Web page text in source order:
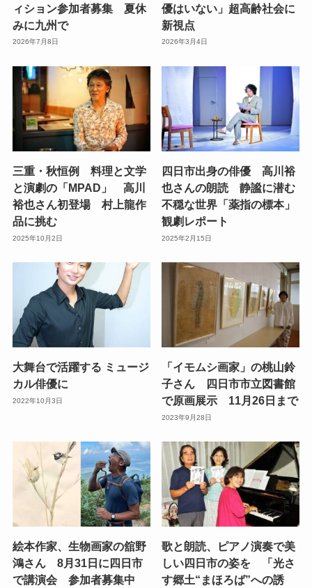
ィション参加者募集 夏休
みに九州で
2026年7月8日
優はいない」超高齢社会に
新視点
2026年3月4日
三重・秋恒例 料理と文学
と演劇の「MPAD」 高川
裕也さん初登場 村上龍作
品に挑む
2025年10月2日
四日市出身の俳優 高川裕
也さんの朗読 静謐に潜む
不穏な世界「薬指の標本」
観劇レポート
2025年2月15日
大舞台で活躍する ミュージ
カル俳優に
2022年10月3日
「イモムシ画家」の桃山鈴
子さん 四日市市立図書館
で原画展示 11月26日まで
2023年9月28日
絵本作家、生物画家の舘野
鴻さん 8月31日に四日市
で講演会 参加者募集中
歌と朗読、ピアノ演奏で美
しい四日市の姿を 「光さ
す郷土“まほろば”への誘